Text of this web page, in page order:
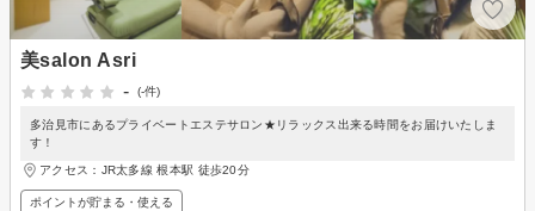
美salon Asri
-
(-件)
多治見市にあるプライベートエステサロン★リラックス出来る時間をお届けいたしま
す！
アクセス：JR太多線 根本駅 徒歩20分
ポイントが貯まる・使える